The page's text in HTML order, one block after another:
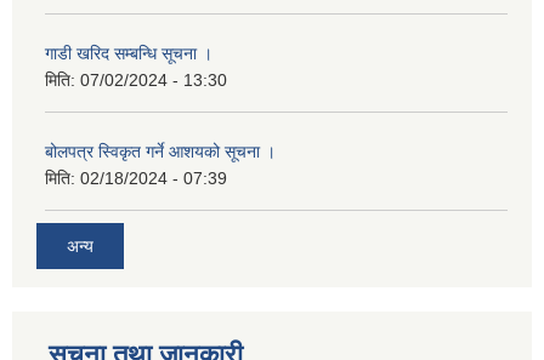
गाडी खरिद सम्बन्धि सूचना ।
मिति: 07/02/2024 - 13:30
बोलपत्र स्विकृत गर्ने आशयको सूचना ।
मिति: 02/18/2024 - 07:39
अन्य